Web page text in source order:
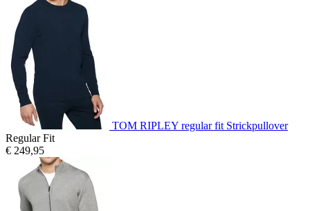
TOM RIPLEY regular fit Strickpullover
Regular Fit
€ 249,95